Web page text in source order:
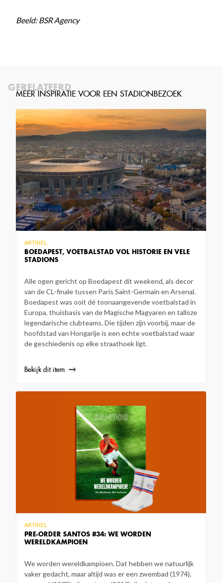
Beeld: BSR Agency
GERELATEERD
BOEDAPEST, VOETBALSTAD VOL HISTORIE EN VELE
STADIONS
ARTIKEL
Alle ogen gericht op Boedapest dit weekend, als decor
van de CL-finale tussen Paris Saint-Germain en Arsenal.
Boedapest was ooit dé toonaangevende voetbalstad in
Europa, thuisbasis van de Magische Magyaren en talloze
legendarische clubteams. Die tijden zijn voorbij, maar de
hoofdstad van Hongarije is een echte voetbalstad waar
de geschiedenis op elke straathoek ligt.
Bekijk dit item
PRE-ORDER SANTOS #34: WE WORDEN
WERELDKAMPIOEN
ARTIKEL
We worden wereldkampioen. Dat hebben we natuurlijk
vaker gedacht, maar altijd was er een zwembad (1974),